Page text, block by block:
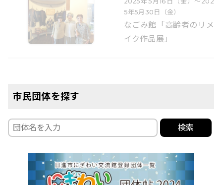
5年5月30日（金）
なごみ館「高齢者のリメ
イク作品展」
市民団体を探す
検索